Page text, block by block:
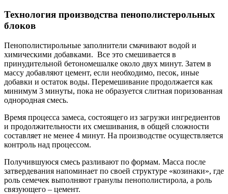
Технология производства пенополистерольных
блоков
Пенополистирольные заполнители смачивают водой и
химическими добавками. Все это смешивается в
принудительной бетономешалке около двух минут. Затем в
массу добавляют цемент, если необходимо, песок, иные
добавки и остаток воды. Перемешивание продолжается как
минимум 3 минуты, пока не образуется слитная поризованная
однородная смесь.
Время процесса замеса, состоящего из загрузки ингредиентов
и продолжительности их смешивания, в общей сложности
составляет не менее 4 минут. На производстве осуществляется
контроль над процессом.
Получившуюся смесь разливают по формам. Масса после
затвердевания напоминает по своей структуре «козинаки», где
роль семечек выполняют гранулы пенополистирола, а роль
связующего – цемент.